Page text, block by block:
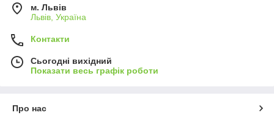
м. Львів
Львів, Україна
Контакти
Сьогодні вихідний
Показати весь графік роботи
Про нас